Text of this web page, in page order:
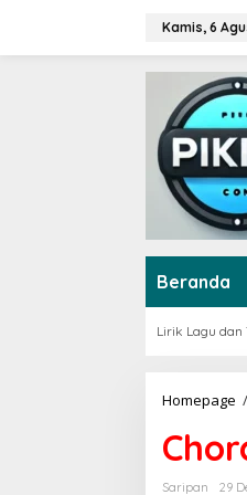
w
Kamis, 6
Beranda
Lirik Lagu dan
Homepage /
Saripan
29